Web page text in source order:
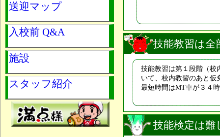
送迎マップ
入校前 Q&A
施設
スタッフ紹介
技能教習は全
技能教習は第１段階（校
いて、校内教習のあと仮
最短時間はMT車が３４
技能検定は難